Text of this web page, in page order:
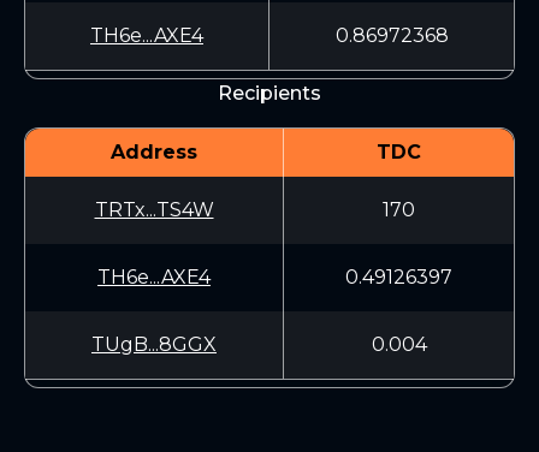
TH6e...AXE4 0.86972368
Recipients
Address TDC
TRTx...TS4W 170
TH6e...AXE4 0.49126397
TUgB...8GGX 0.004